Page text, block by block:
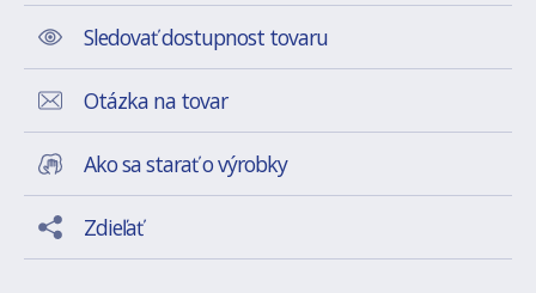
Sledovať dostupnost tovaru
Otázka na tovar
Ako sa starať o výrobky
Zdieľať